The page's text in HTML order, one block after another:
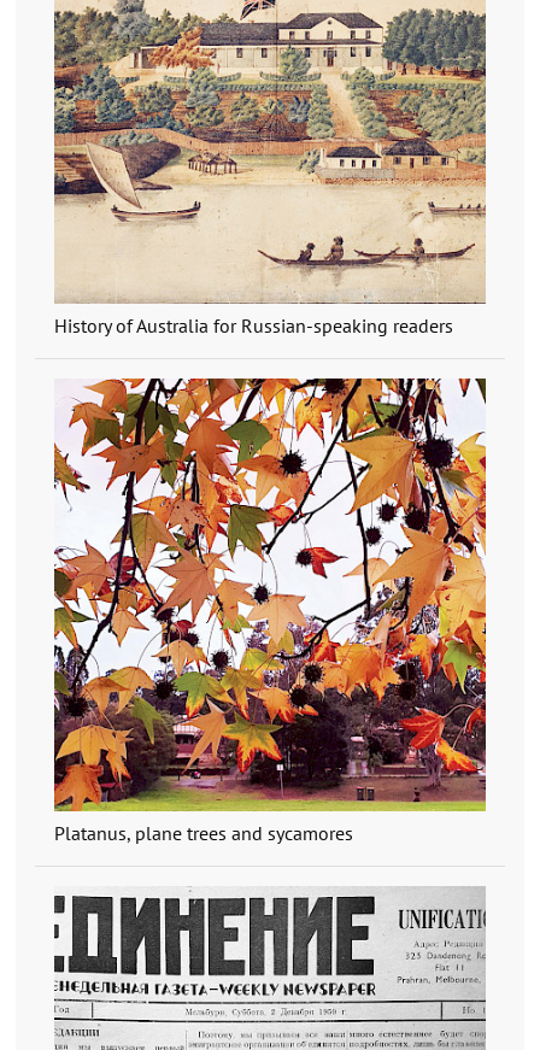
History of Australia for Russian-speaking readers
Platanus, plane trees and sycamores